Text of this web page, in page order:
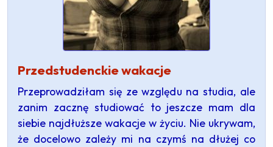
Przedstudenckie wakacje
Przeprowadziłam się ze względu na studia, ale
zanim zacznę studiować to jeszcze mam dla
siebie najdłuższe wakacje w życiu. Nie ukrywam,
że docelowo zależy mi na czymś na dłużej co